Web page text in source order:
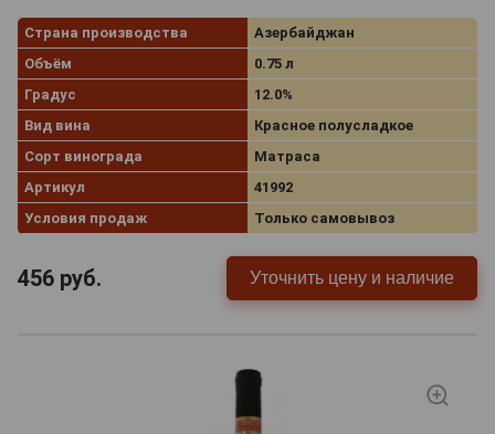
Страна производства
Азербайджан
Объём
0.75 л
Градус
12.0%
Вид вина
Красное полусладкое
Сорт винограда
Матраса
Артикул
41992
Условия продаж
Только самовывоз
456 руб. Уточнить цену и наличие